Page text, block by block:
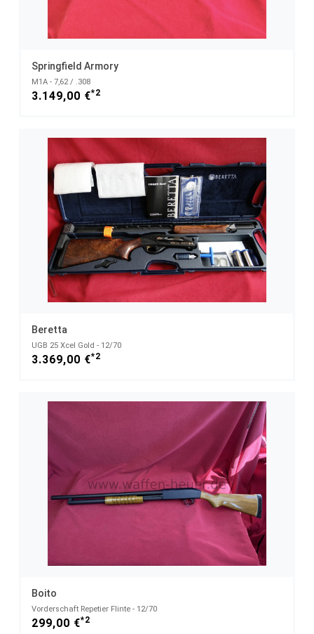
Springfield Armory
M1A - 7,62 / .308
3.149,00 €*2
Beretta
UGB 25 Xcel Gold - 12/70
3.369,00 €*2
Boito
Vorderschaft Repetier Flinte - 12/70
299,00 €*2